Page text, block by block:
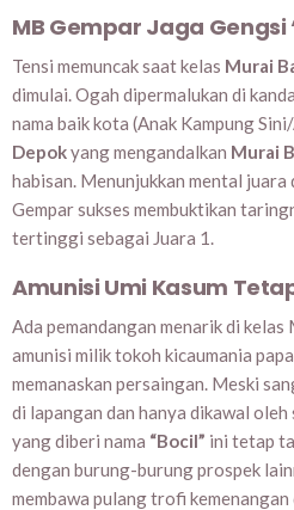
MB Gempar Jaga Gengsi
Tensi memuncak saat kelas Murai
dimulai. Ogah dipermalukan di
nama baik kota (Anak Kampung
Depokyang mengandalkan Murai
habisan. Menunjukkan mental
Gempar sukses membuktikan
tertinggi sebagai Juara 1.
Amunisi Umi Kasum
Ada pemandangan menarik di
amunisi milik tokoh kicaumania
memanaskan persaingan. Meski
di lapangan dan hanya dikawal
yang diberi nama “Bocil” ini tetap
dengan burung-burung prospek
membawa pulang trofi